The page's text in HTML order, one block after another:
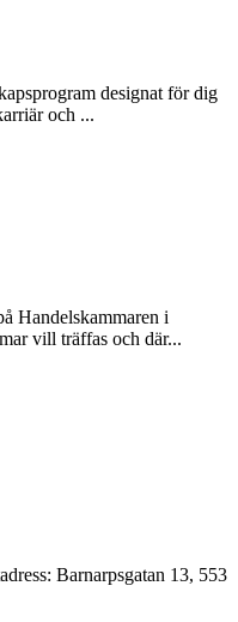
designat för dig
och ...
Handelskammaren i
vill träffas och där...
Barnarpsgatan 13, 553